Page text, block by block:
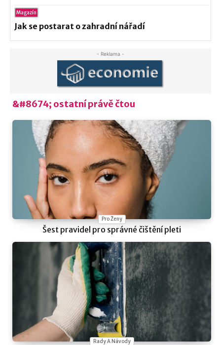
Magazín
Jak se postarat o zahradní nářadí
- Reklama -
&#8674; ostatní právě čtou
Pro Ženy
Šest pravidel pro správné čištění pleti
Rady A Návody